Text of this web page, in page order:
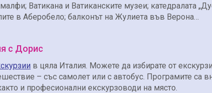
Ватикана и Ватиканските музеи; катедралата
в Аберобело; балконът на Жулиета във Верона…
с Дорис
в цяла Италия. Можете да избирате от
– със самолет или с автобус. Програмите са
и професионални екскурзоводи на място.